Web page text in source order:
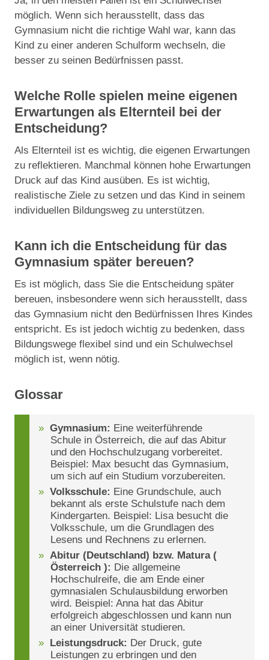
möglich. Wenn sich herausstellt, dass das
Gymnasium nicht die richtige Wahl war, kann das
Kind zu einer anderen Schulform wechseln, die
besser zu seinen Bedürfnissen passt.
Welche Rolle spielen meine eigenen
Erwartungen als Elternteil bei der
Entscheidung?
Als Elternteil ist es wichtig, die eigenen Erwartungen
zu reflektieren. Manchmal können hohe Erwartungen
Druck auf das Kind ausüben. Es ist wichtig,
realistische Ziele zu setzen und das Kind in seinem
individuellen Bildungsweg zu unterstützen.
Kann ich die Entscheidung für das
Gymnasium später bereuen?
Es ist möglich, dass Sie die Entscheidung später
bereuen, insbesondere wenn sich herausstellt, dass
das Gymnasium nicht den Bedürfnissen Ihres Kindes
entspricht. Es ist jedoch wichtig zu bedenken, dass
Bildungswege flexibel sind und ein Schulwechsel
möglich ist, wenn nötig.
Glossar
Gymnasium: Eine weiterführende
Schule in Österreich, die auf das Abitur
und den Hochschulzugang vorbereitet.
Beispiel: Max besucht das Gymnasium,
um sich auf ein Studium vorzubereiten.
Volksschule: Eine Grundschule, auch
bekannt als erste Schulstufe nach dem
Kindergarten. Beispiel: Lisa besucht die
Volksschule, um die Grundlagen des
Lesens und Rechnens zu erlernen.
Abitur (Deutschland) bzw. Matura (
Österreich ): Die allgemeine
Hochschulreife, die am Ende einer
gymnasialen Schulausbildung erworben
wird. Beispiel: Anna hat das Abitur
erfolgreich abgeschlossen und kann nun
an einer Universität studieren.
Leistungsdruck: Der Druck, gute
Leistungen zu erbringen und den